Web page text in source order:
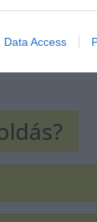
Data Access